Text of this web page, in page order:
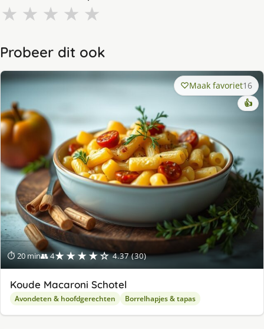
★ ★ ★ ★ ★
Probeer dit ook
⏱ 20 min👥 4★★★★☆ 4.37 (30)
Maak favoriet16
👍
Koude Macaroni Schotel
Avondeten & hoofdgerechten Borrelhapjes & tapas